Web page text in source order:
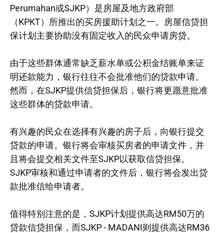
Perumahan或SJKP）是房屋及地方政府部
（KPKT）所推出的买房援助计划之一。房屋信贷担
保计划主要协助没有固定收入的民众申请房贷。
由于这些群体通常缺乏薪水单或公积金结账单来证
明还款能力，银行往往不会批准他们的贷款申请。
然而，在SJKP提供信贷担保后，银行将更愿意批准
这些群体的贷款申请。
有兴趣的民众在选择有兴趣的房子后，向银行提交
贷款的申请。银行将会审核买房者的申请文件，并
且将会提交相关文件至SJKP以获取信贷担保。
SJKP审核和通过申请者的文件后，银行将会发出贷
款批准信给申请者。
值得特别注意的是，SJKP计划提供高达RM50万的
贷款信贷担保，而SJKP - MADANI则提供高达RM36